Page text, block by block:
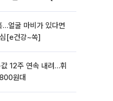
…얼굴 마비가 있다면
심[e건강~쏙]
12주 연속 내려…휘
원대